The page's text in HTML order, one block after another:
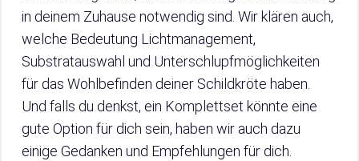
in deinem Zuhause notwendig sind. Wir klären auch,
welche Bedeutung Lichtmanagement,
Substratauswahl und Unterschlupfmöglichkeiten
für das Wohlbefinden deiner Schildkröte haben.
Und falls du denkst, ein Komplettset könnte eine
gute Option für dich sein, haben wir auch dazu
einige Gedanken und Empfehlungen für dich.